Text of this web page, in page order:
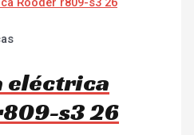
eléctrica
s3 26